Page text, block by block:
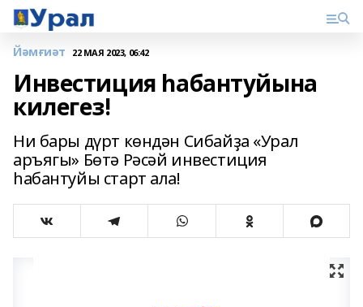
Йәмғиәт 22 МАЯ 2023, 06:42
Инвестиция һабантуйына
килегез!
Ни бары дүрт көндән Сибайҙа «Урал
аръягы» Бөтә Рәсәй инвестиция
һабантуйы старт ала!